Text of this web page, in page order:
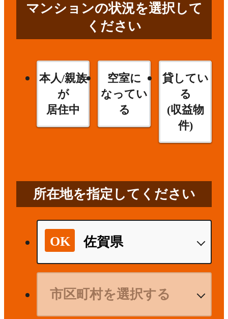
マンションの状況を選択して
ください
本人/親族
が
居住中
空室に
なってい
る
貸してい
る
(収益物
件)
所在地を指定してください